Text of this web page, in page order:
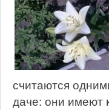
считаются
даче: они имеют